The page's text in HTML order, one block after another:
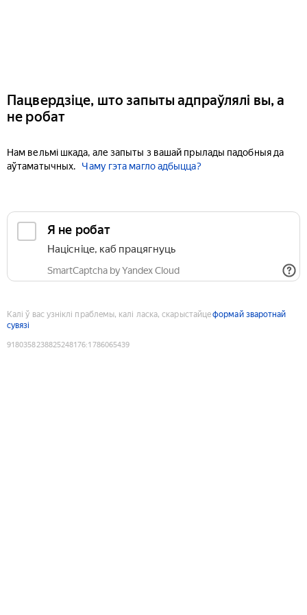
Пацвердзіце, што запыты адпраўлялі вы, а
не робат
Нам вельмі шкада, але запыты з вашай прылады падобныя да
аўтаматычных.
Чаму гэта магло адбыцца?
Я не робат
Націсніце, каб працягнуць
SmartCaptcha by Yandex Cloud
Калі ў вас узніклі праблемы, калі ласка, скарыстайцеформай зваротнай
сувязі
9180358238825248176:1786065439